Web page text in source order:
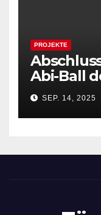
PROJEKTE
Abi-Ball
SEP. 14, 2025